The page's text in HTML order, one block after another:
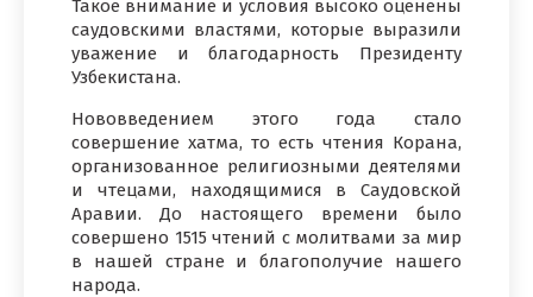
Такое внимание и условия высоко оценены
саудовскими властями, которые выразили
уважение и благодарность Президенту
Узбекистана.
Нововведением этого года стало
совершение хатма, то есть чтения Корана,
организованное религиозными деятелями
и чтецами, находящимися в Саудовской
Аравии. До настоящего времени было
совершено 1515 чтений с молитвами за мир
в нашей стране и благополучие нашего
народа.